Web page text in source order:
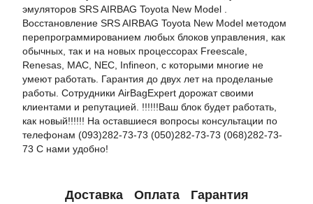
эмуляторов SRS AIRBAG Toyota New Model .
Восстановление SRS AIRBAG Toyota New Model методом
перепрограммированием любых блоков управления, как
обычных, так и на новых процессорах Freescale,
Renesas, MAC, NEC, Infineon, с которыми многие не
умеют работать. Гарантия до двух лет на проделаные
работы. Сотрудники AirBagExpert дорожат своими
клиентами и репутацией. !!!!!!Ваш блок будет работать,
как новый!!!!!! На оставшиеся вопросы консультации по
телефонам (093)282-73-73 (050)282-73-73 (068)282-73-
73 С нами удобно!
Доставка Оплата Гарантия